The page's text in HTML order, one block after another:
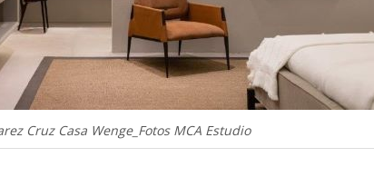
Cruz Casa Wenge_Fotos MCA Estudio